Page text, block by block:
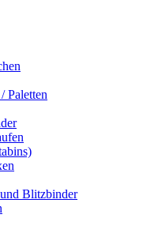
Paletten
Blitzbinder